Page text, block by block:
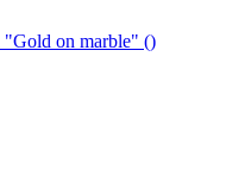
on marble" ()